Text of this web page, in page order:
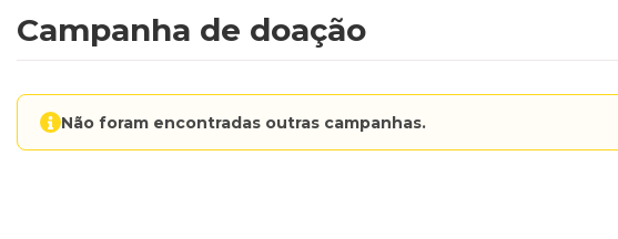
Campanha de doação
Não foram encontradas outras campanhas.